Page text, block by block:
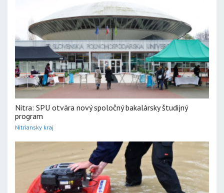
Nitra: SPU otvára nový spoločný bakalársky študijný
program
Nitriansky kraj